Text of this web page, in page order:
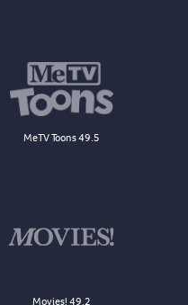
MeTV Toons 49.5
Movies! 49.2